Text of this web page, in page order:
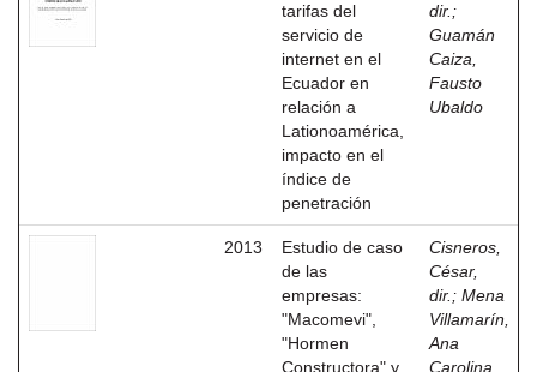
tarifas del
servicio de
internet en el
Ecuador en
relación a
Lationoamérica,
impacto en el
índice de
penetración
dir. ;
Guamán
Caiza,
Fausto
Ubaldo
2013
Estudio de caso
de las
empresas:
"Macomevi",
"Hormen
Constructora" y
Cisneros,
César,
dir. ; Mena
Villamarín,
Ana
Carolina